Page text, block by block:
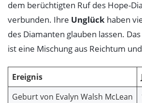
dem berüchtigten Ruf des Hope-
verbunden. Ihre Unglück haben
des Diamanten glauben lassen.
ist eine Mischung aus Reichtum
Ereignis
Geburt von Evalyn Walsh McLean